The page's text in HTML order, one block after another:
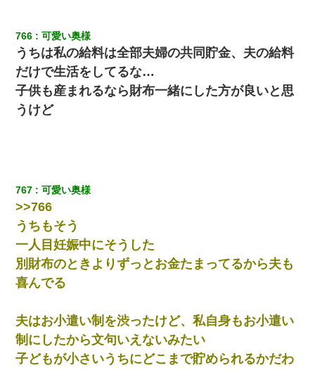
766 可愛い奥様
うちは私の給料は全部夫婦の共同貯金、夫の給料
だけで生活をしてるな…
子供も産まれるなら財布一緒にした方が良いと思
うけど
767 可愛い奥様
>>766
うちもそう
一人目妊娠中にそうした
別財布のときよりずっとお金たまってるから夫も
喜んでる
夫はお小遣い制を渋ったけど、私自身もお小遣い
制にしたから文句いえないみたい
子どもが小さいうちにどこまで貯められるかだわ